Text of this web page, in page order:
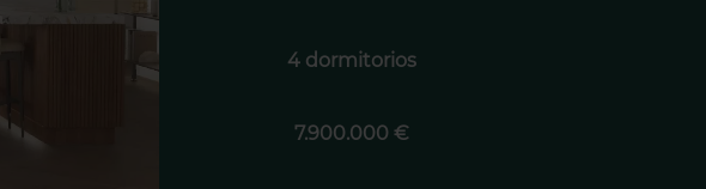
4 dormitorios
7.900.000 €